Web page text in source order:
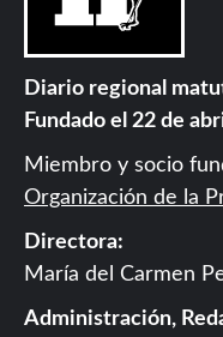
Diario regional
Fundado el 22 de
Miembro y socio
Organización de la
Directora:
María del Carmen
Administración,